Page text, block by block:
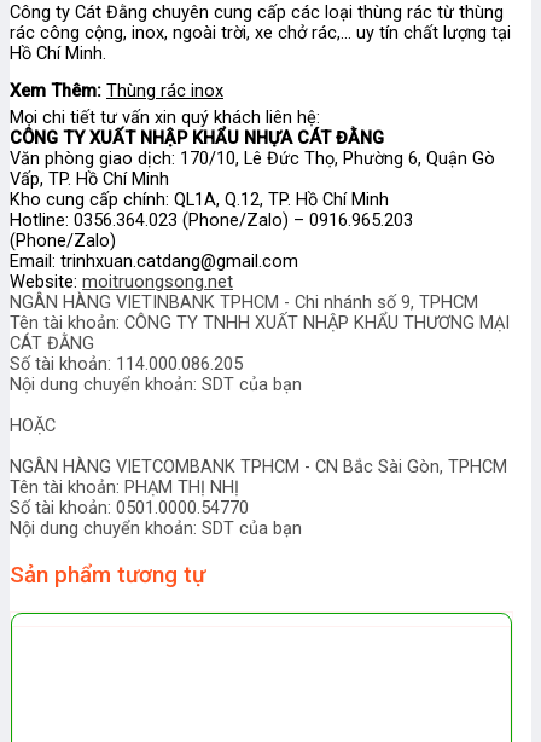
Công ty Cát Đằng chuyên cung cấp các loại thùng rác từ thùng
rác công cộng, inox, ngoài trời, xe chở rác,… uy tín chất lượng tại
Hồ Chí Minh.
Xem Thêm: Thùng rác inox
Mọi chi tiết tư vấn xin quý khách liên hệ:
CÔNG TY XUẤT NHẬP KHẨU NHỰA CÁT ĐẰNG
Văn phòng giao dịch: 170/10, Lê Đức Thọ, Phường 6, Quận Gò
Vấp, TP. Hồ Chí Minh
Kho cung cấp chính: QL1A, Q.12, TP. Hồ Chí Minh
Hotline: 0356.364.023 (Phone/Zalo) – 0916.965.203
(Phone/Zalo)
Email: trinhxuan.catdang@gmail.com
Website: moitruongsong.net
NGÂN HÀNG VIETINBANK TPHCM - Chi nhánh số 9, TPHCM
Tên tài khoản: CÔNG TY TNHH XUẤT NHẬP KHẨU THƯƠNG MẠI
CÁT ĐẰNG
Số tài khoản: 114.000.086.205
Nội dung chuyển khoản: SDT của bạn
HOẶC
NGÂN HÀNG VIETCOMBANK TPHCM - CN Bắc Sài Gòn, TPHCM
Tên tài khoản: PHẠM THỊ NHỊ
Số tài khoản: 0501.0000.54770
Nội dung chuyển khoản: SDT của bạn
Sản phẩm tương tự